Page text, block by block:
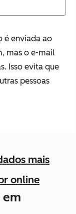
é enviada ao
mas o e-mail
Isso evita que
pessoas
mais
online